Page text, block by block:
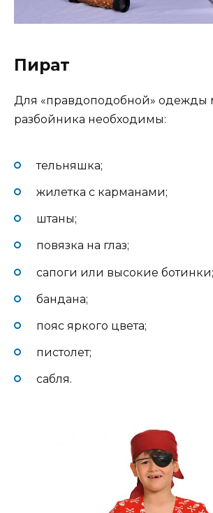
Пират
Для «правдоподобной» одежды
разбойника необходимы:
тельняшка;
жилетка с карманами;
штаны;
повязка на глаз;
сапоги или высокие ботинки;
бандана;
пояс яркого цвета;
пистолет;
сабля.